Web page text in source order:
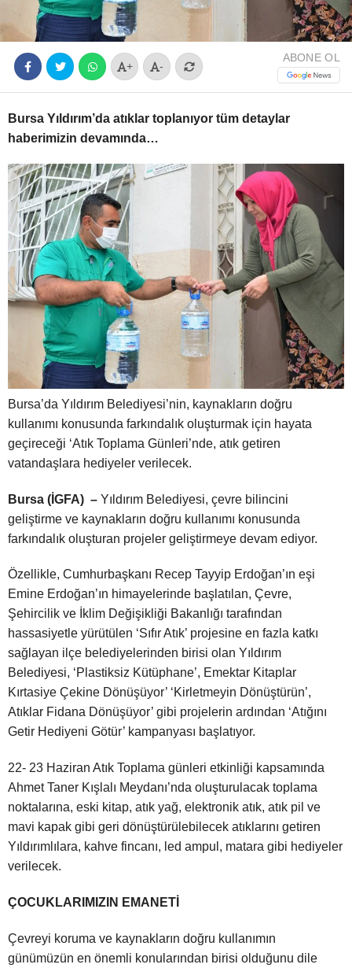
+ -
ABONE OL
Bursa Yıldırım’da atıklar toplanıyor tüm detaylar
haberimizin devamında…
Bursa’da Yıldırım Belediyesi’nin, kaynakların doğru
kullanımı konusunda farkındalık oluşturmak için hayata
geçireceği ‘Atık Toplama Günleri’nde, atık getiren
vatandaşlara hediyeler verilecek.
Bursa (İGFA) – Yıldırım Belediyesi, çevre bilincini
geliştirme ve kaynakların doğru kullanımı konusunda
farkındalık oluşturan projeler geliştirmeye devam ediyor.
Özellikle, Cumhurbaşkanı Recep Tayyip Erdoğan’ın eşi
Emine Erdoğan’ın himayelerinde başlatılan, Çevre,
Şehircilik ve İklim Değişikliği Bakanlığı tarafından
hassasiyetle yürütülen ‘Sıfır Atık’ projesine en fazla katkı
sağlayan ilçe belediyelerinden birisi olan Yıldırım
Belediyesi, ‘Plastiksiz Kütüphane’, Emektar Kitaplar
Kırtasiye Çekine Dönüşüyor’ ‘Kirletmeyin Dönüştürün’,
Atıklar Fidana Dönüşüyor’ gibi projelerin ardından ‘Atığını
Getir Hediyeni Götür’ kampanyası başlatıyor.
22- 23 Haziran Atık Toplama günleri etkinliği kapsamında
Ahmet Taner Kışlalı Meydanı’nda oluşturulacak toplama
noktalarına, eski kitap, atık yağ, elektronik atık, atık pil ve
mavi kapak gibi geri dönüştürülebilecek atıklarını getiren
Yıldırımlılara, kahve fincanı, led ampul, matara gibi hediyeler
verilecek.
ÇOCUKLARIMIZIN EMANETİ
Çevreyi koruma ve kaynakların doğru kullanımın
günümüzün en önemli konularından birisi olduğunu dile